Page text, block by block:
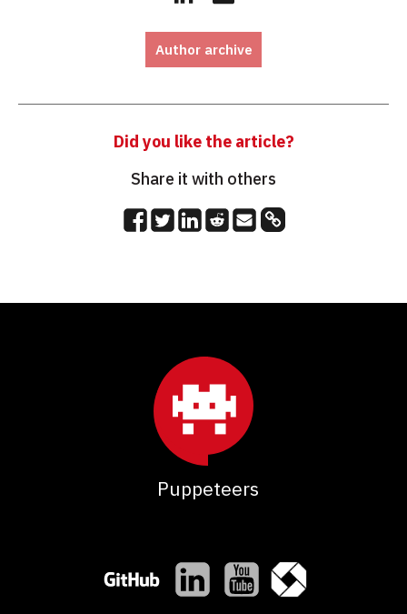
Author archive
Did you like the article?
Share it with others
Puppeteers